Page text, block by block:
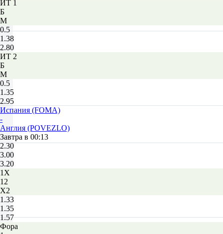
ИТ 1
Б
М
0.5
1.38
2.80
ИТ 2
Б
М
0.5
1.35
2.95
Испания (FOMA)
-
Англия (POVEZLO)
Завтра в 00:13
2.30
3.00
3.20
1X
12
X2
1.33
1.35
1.57
Фора